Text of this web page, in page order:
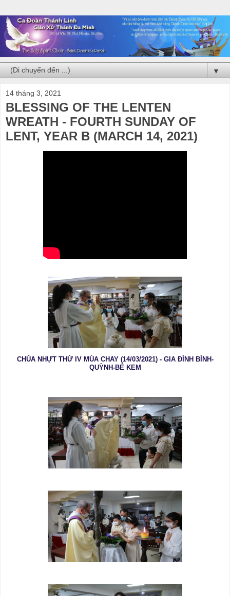
▼
14 tháng 3, 2021
BLESSING OF THE LENTEN
WREATH - FOURTH SUNDAY OF
LENT, YEAR B (MARCH 14, 2021)
CHÚA NHỰT THỨ IV MÙA CHAY (14/03/2021) - GIA ĐÌNH BÌNH-
QUỲNH-BÉ KEM